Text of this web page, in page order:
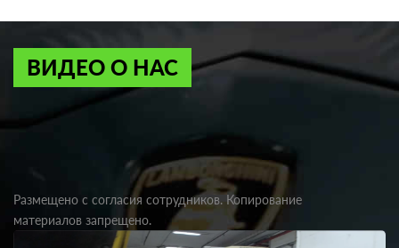
ВИДЕО О НАС
Размещено с согласия сотрудников. Копирование
материалов запрещено.